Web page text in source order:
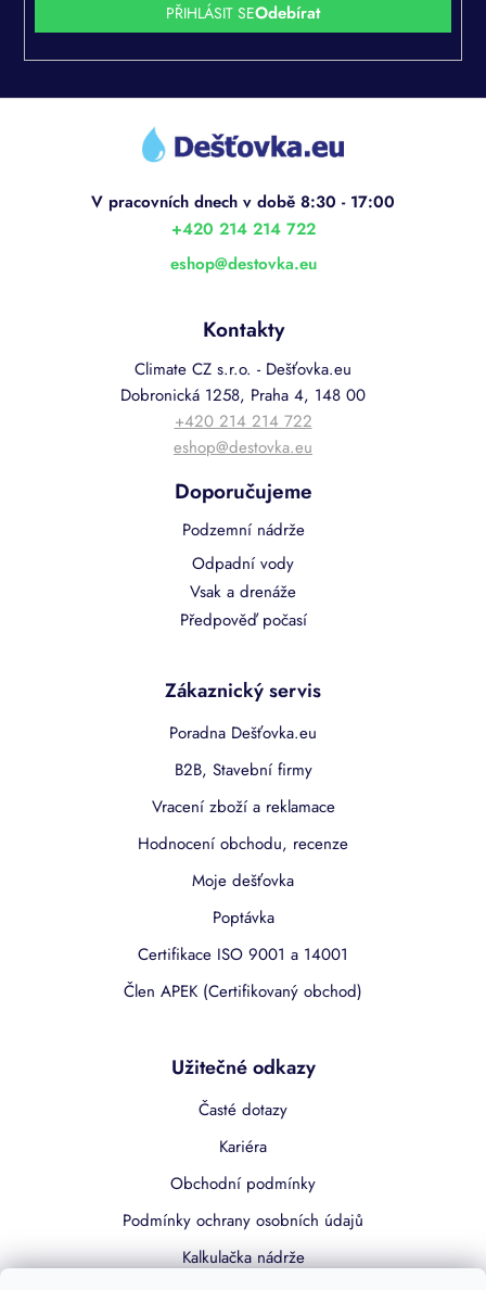
PŘIHLÁSIT SE
Z
eshop@destovka.eu
+420 214 214 722
Kontakty
Climate CZ s.r.o. - Dešťovka.eu
Dobronická 1258, Praha 4, 148 00
+420 214 214 722
eshop@destovka.eu
Doporučujeme
Podzemní nádrže
Odpadní vody
Vsak a drenáže
Předpověď počasí
Zákaznický servis
Poradna Dešťovka.eu
B2B, Stavební firmy
Vracení zboží a reklamace
Hodnocení obchodu, recenze
Moje dešťovka
Poptávka
Certifikace ISO 9001 a 14001
Člen APEK (Certifikovaný obchod)
Užitečné odkazy
Časté dotazy
Kariéra
Obchodní podmínky
Podmínky ochrany osobních údajů
Kalkulačka nádrže